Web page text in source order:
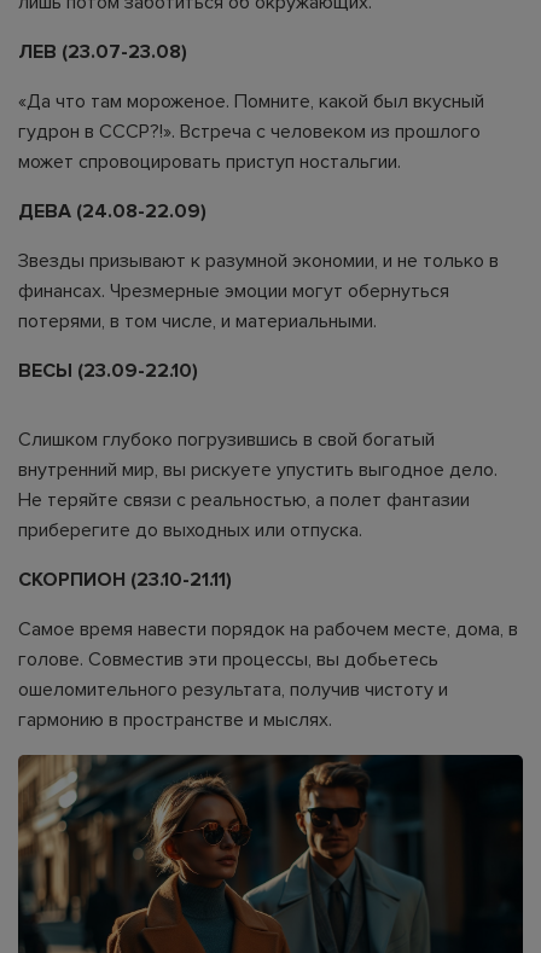
ЛЕВ (23.07-23.08)
«Да что там мороженое. Помните, какой был вкусный
гудрон в СССР?!». Встреча с человеком из прошлого
может спровоцировать приступ ностальгии.
ДЕВА (24.08-22.09)
Звезды призывают к разумной экономии, и не только в
финансах. Чрезмерные эмоции могут обернуться
потерями, в том числе, и материальными.
ВЕСЫ (23.09-22.10)
Слишком глубоко погрузившись в свой богатый
внутренний мир, вы рискуете упустить выгодное дело.
Не теряйте связи с реальностью, а полет фантазии
приберегите до выходных или отпуска.
СКОРПИОН (23.10-21.11)
Самое время навести порядок на рабочем месте, дома, в
голове. Совместив эти процессы, вы добьетесь
ошеломительного результата, получив чистоту и
гармонию в пространстве и мыслях.